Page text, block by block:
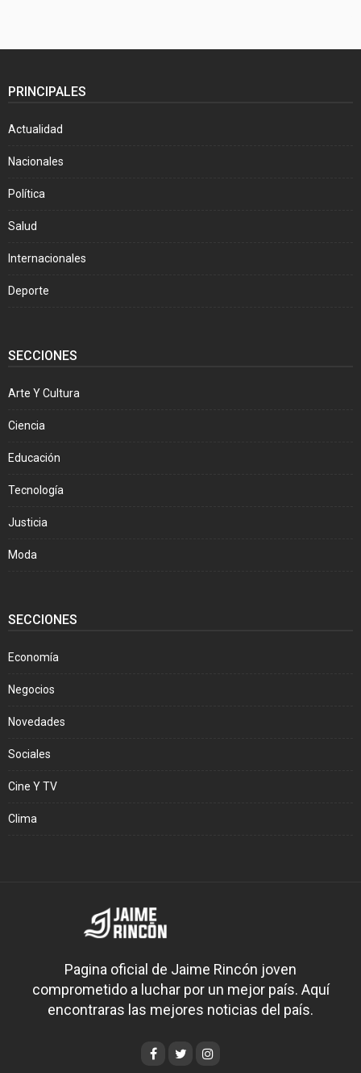
PRINCIPALES
Actualidad
Nacionales
Política
Salud
Internacionales
Deporte
SECCIONES
Arte Y Cultura
Ciencia
Educación
Tecnología
Justicia
Moda
SECCIONES
Economía
Negocios
Novedades
Sociales
Cine Y TV
Clima
Pagina oficial de Jaime Rincón joven
comprometido a luchar por un mejor país. Aquí
encontraras las mejores noticias del país.